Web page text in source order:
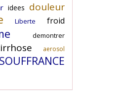
idees douleur
Liberte froid
demontrer
aerosol
SOUFFRANCE